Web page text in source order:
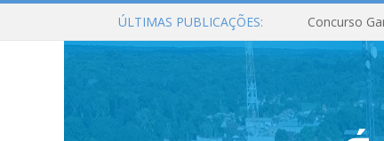
ÚLTIMAS PUBLICAÇÕES: Concurso